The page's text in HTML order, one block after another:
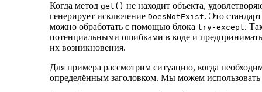
Когда метод get() не находит объекта,
генерирует исключение DoesNotExist. Это
можно обработать с помощью блока try-except.
потенциальными ошибками в коде и
их возникновения.
Для примера рассмотрим ситуацию, когда
определённым заголовком. Мы можем